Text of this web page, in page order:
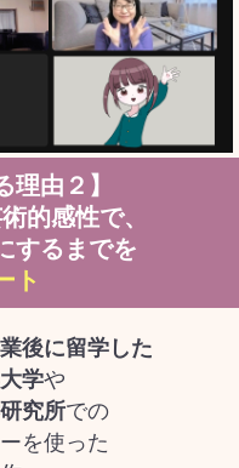
理由２】
的感性で、
するまでを
ト
後に留学した
学や
究所での
を使った